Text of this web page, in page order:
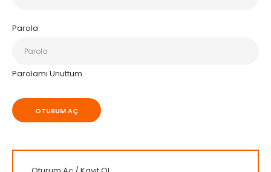
Parola
Parolamı Unuttum